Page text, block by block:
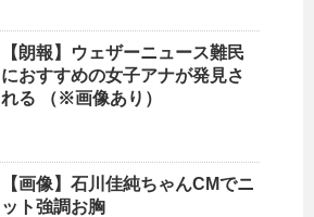
【朗報】ウェザーニュース難民
におすすめの女子アナが発見さ
れる （※画像あり）
【画像】石川佳純ちゃんCMでニ
ット強調お胸